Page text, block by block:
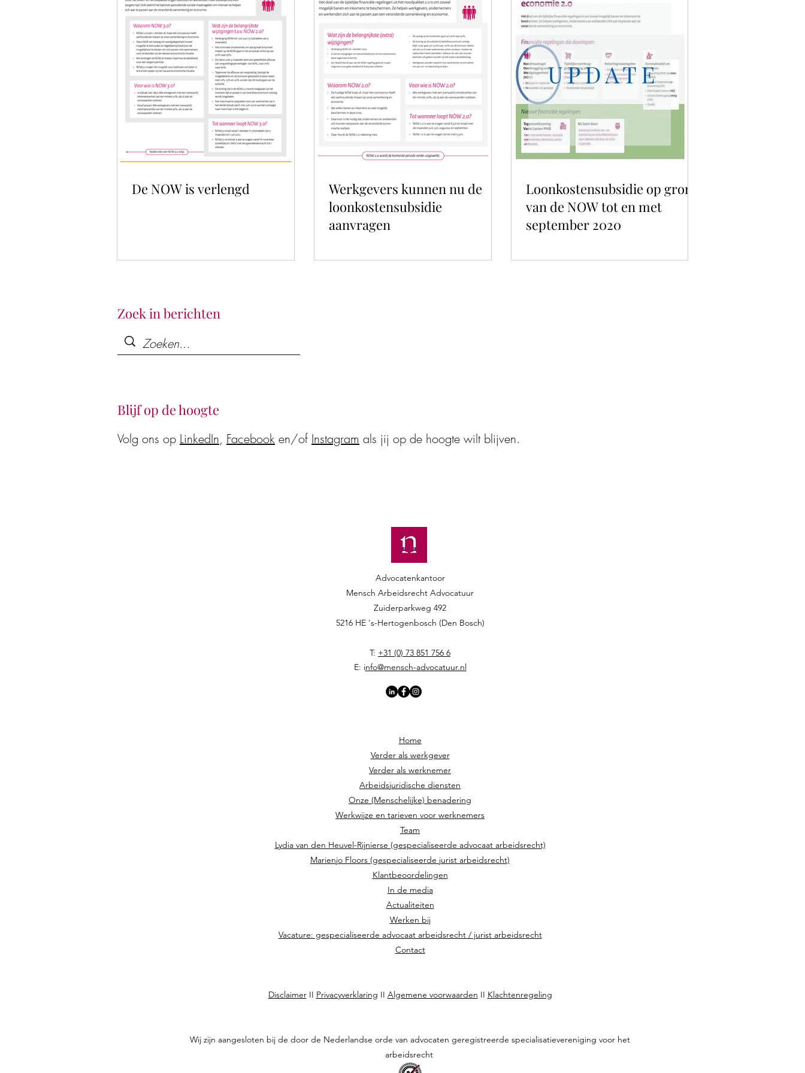
De NOW is verlengd
Werkgevers kunnen nu de
loonkostensubsidie
aanvragen
Loonkostensubsidie op grond
van de NOW tot en met
september 2020
Zoek in berichten
Blijf op de hoogte
Volg ons op LinkedIn, Facebook en/of Instagram als jij op de hoogte wilt blijven.
Advocatenkantoor
Mensch Arbeidsrecht Advocatuur​​
Zuiderparkweg 492
5216 HE 's-Hertogenbosch (Den Bosch)
T: +31 (0) 73 851 756 6
E: info@mensch-advocatuur.nl
Home
Verder als werkgever
Verder als werknemer
Arbeidsjuridische diensten
Onze (Menschelijke) benadering
Werkwijze en tarieven voor werknemers
Team
Lydia van den Heuvel-Rijnierse (gespecialiseerde advocaat arbeidsrecht)
Marienjo Floors (gespecialiseerde jurist arbeidsrecht)
Klantbeoordelingen
In de media
Actualiteiten
Werken bij
Vacature: gespecialiseerde advocaat arbeidsrecht / jurist arbeidsrecht
Contact
DisclaimerII Privacyverklaring II Algemene voorwaarden II Klachtenregeling
Wij zijn aangesloten bij de door de Nederlandse orde van advocaten geregistreerde specialisatievereniging voor het
arbeidsrecht